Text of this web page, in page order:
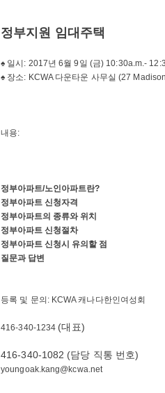
정부지원 임대주택
♠ 일시: 2017년 6월 9일 (금) 10:30a.m.-
♠ 장소: KCWA 다운타운 사무실 (27
내용:
정부아파트/노인아파트란?
정부아파트 신청자격
정부아파트의 종류와 위치
정부아파트 신청절차
정부아파트 신청시 유의할 점
질문과 답변
등록 및 문의: KCWA 캐나다한인여성회
416-340-1234 (대표)
416-340-1082 (담당 직통 번호)
youngoak.kang@kcwa.net